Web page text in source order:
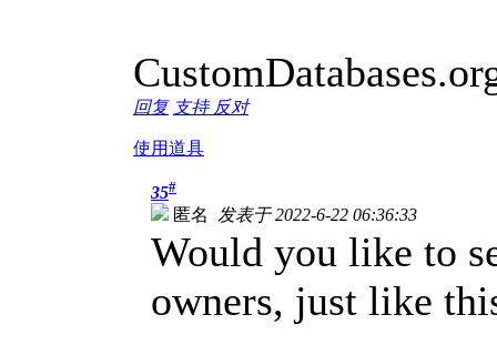
回复 支持 反对
使用道具
35#
匿名 发表于 2022-6-22 06:36:33
Would you like to
owners, just like